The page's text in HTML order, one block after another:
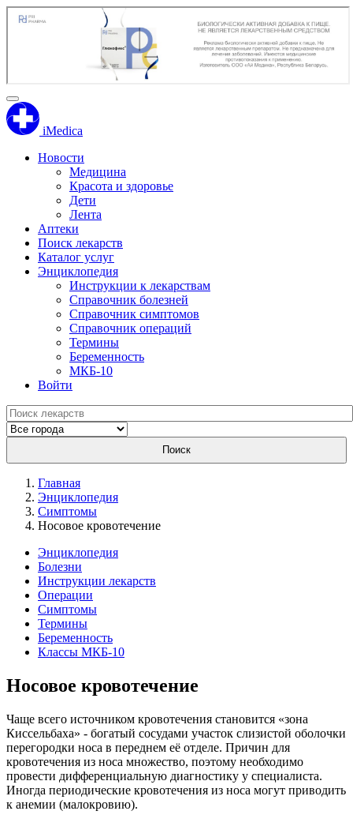
iMedica
Новости
Медицина
Красота и здоровье
Дети
Лента
Аптеки
Поиск лекарств
Каталог услуг
Энциклопедия
Инструкции к лекарствам
Справочник болезней
Справочник симптомов
Справочник операций
Термины
Беременность
МКБ-10
Войти
Поиск
Главная
Энциклопедия
Симптомы
Носовое кровотечение
Энциклопедия
Болезни
Инструкции лекарств
Операции
Симптомы
Термины
Беременность
Классы МКБ-10
Носовое кровотечение
Чаще всего источником кровотечения становится «зона
Киссельбаха» - богатый сосудами участок слизистой оболочки
перегородки носа в переднем её отделе. Причин для
кровотечения из носа множество, поэтому необходимо
провести дифференциальную диагностику у специалиста.
Иногда периодические кровотечения из носа могут приводить
к анемии (малокровию).